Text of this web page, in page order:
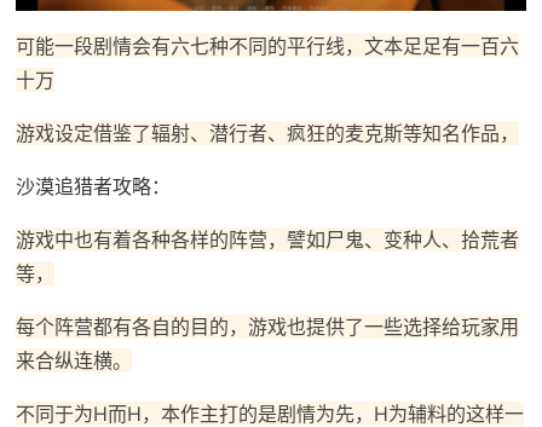
可能一段剧情会有六七种不同的平行线，文本足足有一百六
十万
游戏设定借鉴了辐射、潜行者、疯狂的麦克斯等知名作品，
沙漠追猎者攻略：
游戏中也有着各种各样的阵营，譬如尸鬼、变种人、拾荒者
等，
每个阵营都有各自的目的，游戏也提供了一些选择给玩家用
来合纵连横。
不同于为H而H，本作主打的是剧情为先，H为辅料的这样一